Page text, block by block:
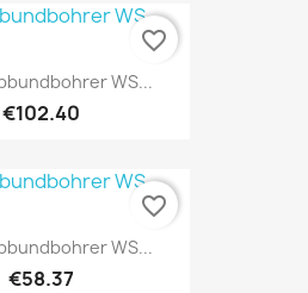
WS...
€102.40
favorite_border
WS...
€58.37
favorite_border